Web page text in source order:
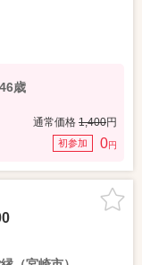
歳
通常価格 1,400円
初参加 0円